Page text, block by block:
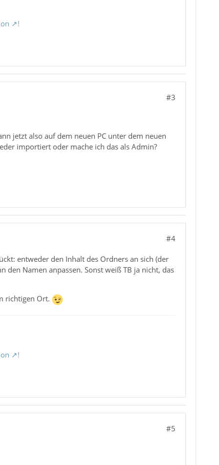
!
#3
jetzt also auf dem neuen PC unter dem neuen
importiert oder mache ich das als Admin?
#4
entweder den Inhalt des Ordners an sich (der
Namen anpassen. Sonst weiß TB ja nicht, das
richtigen Ort.
!
#5